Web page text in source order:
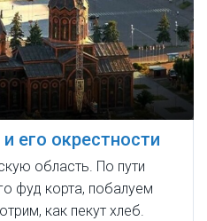
его окрестности
область. По пути
фуд корта, побалуем
как пекут хлеб.